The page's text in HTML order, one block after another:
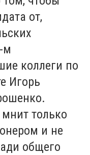
от,
м
коллеги по
Игорь
только
и не
общего